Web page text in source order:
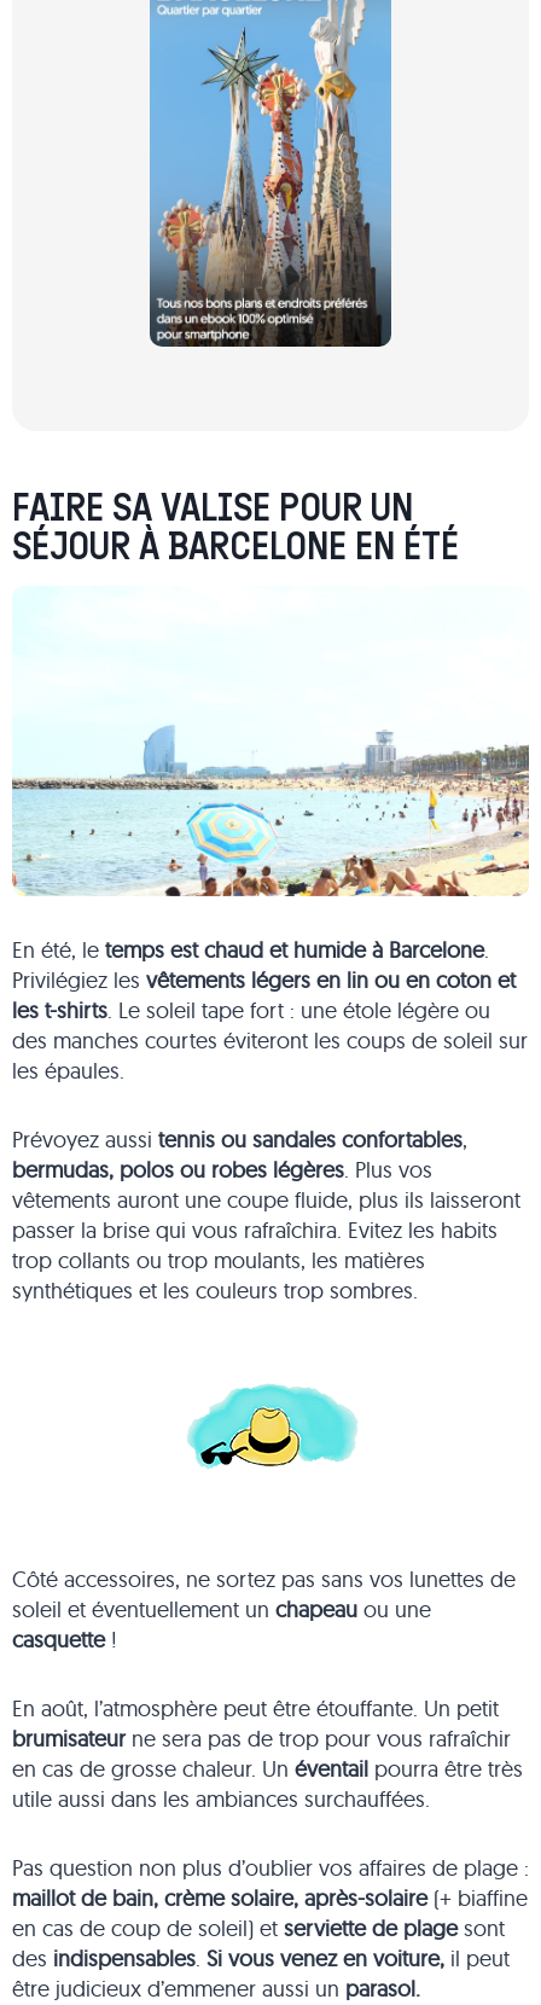
FAIRE SA VALISE POUR UN
SÉJOUR À BARCELONE EN ÉTÉ
En été, le temps est chaud et humide à Barcelone.
Privilégiez les vêtements légers en lin ou en coton et
les t-shirts. Le soleil tape fort : une étole légère ou
des manches courtes éviteront les coups de soleil sur
les épaules.
Prévoyez aussi tennis ou sandales confortables,
bermudas, polos ou robes légères. Plus vos
vêtements auront une coupe fluide, plus ils laisseront
passer la brise qui vous rafraîchira. Evitez les habits
trop collants ou trop moulants, les matières
synthétiques et les couleurs trop sombres.
Côté accessoires, ne sortez pas sans vos lunettes de
soleil et éventuellement un chapeauou une
casquette!
En août, l’atmosphère peut être étouffante. Un petit
brumisateurne sera pas de trop pour vous rafraîchir
en cas de grosse chaleur. Un éventail pourra être très
utile aussi dans les ambiances surchauffées.
Pas question non plus d’oublier vos affaires de plage :
maillot de bain, crème solaire, après-solaire(+ biaffine
en cas de coup de soleil) et serviette de plagesont
des indispensables. Si vous venez en voiture,il peut
être judicieux d’emmener aussi un parasol.